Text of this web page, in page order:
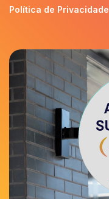
Política de Privacidade